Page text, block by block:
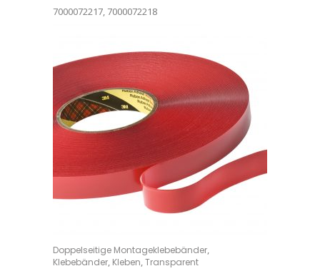
7000072217, 7000072218
OPTIONS
Doppelseitige Montageklebebänder,
Klebebänder, Kleben,Transparent